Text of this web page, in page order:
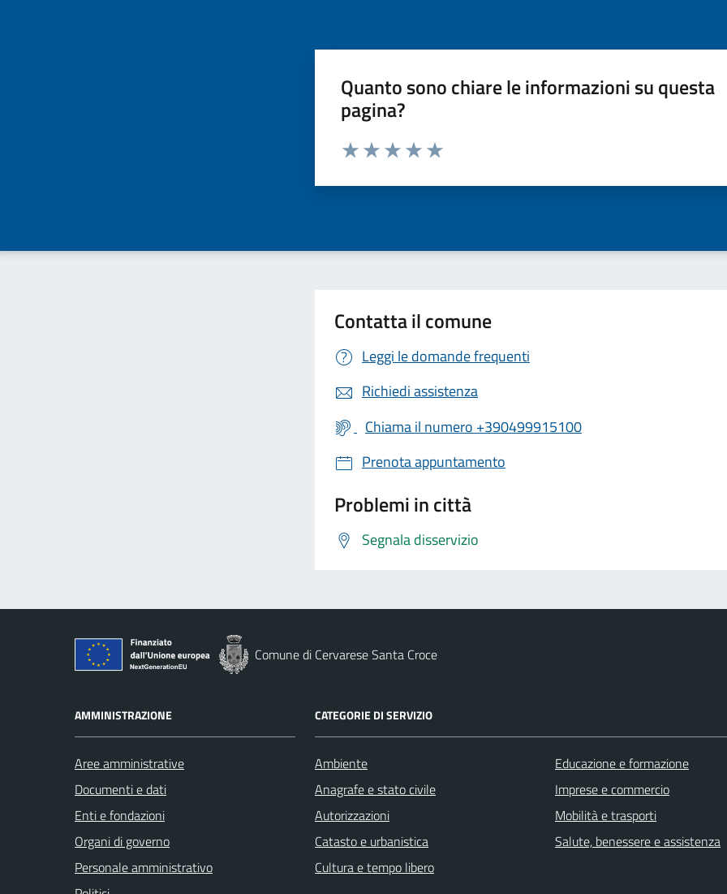
Quanto sono chiare le informazioni su questa
pagina?
Valuta da 1 a 5 stelle la pagina
Contatta il comune
Leggi le domande frequenti
Richiedi assistenza
Chiama il numero +390499915100
Prenota appuntamento
Problemi in città
Segnala disservizio
Comune di Cervarese Santa Croce
AMMINISTRAZIONE
Aree amministrative
Documenti e dati
Enti e fondazioni
Organi di governo
Personale amministrativo
CATEGORIE DI SERVIZIO
Ambiente
Anagrafe e stato civile
Autorizzazioni
Catasto e urbanistica
Cultura e tempo libero
Educazione e formazione
Imprese e commercio
Mobilità e trasporti
Salute, benessere e assistenza